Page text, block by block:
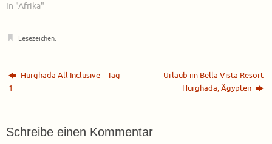
In "Afrika"
Lesezeichen.
Hurghada All Inclusive – Tag
1
Urlaub im Bella Vista Resort
Hurghada, Ägypten
Schreibe einen Kommentar